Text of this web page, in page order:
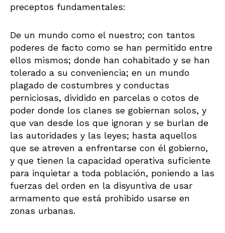
preceptos fundamentales:
De un mundo como el nuestro; con tantos
poderes de facto como se han permitido entre
ellos mismos; donde han cohabitado y se han
tolerado a su conveniencia; en un mundo
plagado de costumbres y conductas
perniciosas, dividido en parcelas o cotos de
poder donde los clanes se gobiernan solos, y
que van desde los que ignoran y se burlan de
las autoridades y las leyes; hasta aquellos
que se atreven a enfrentarse con él gobierno,
y que tienen la capacidad operativa suficiente
para inquietar a toda población, poniendo a las
fuerzas del orden en la disyuntiva de usar
armamento que está prohibido usarse en
zonas urbanas.